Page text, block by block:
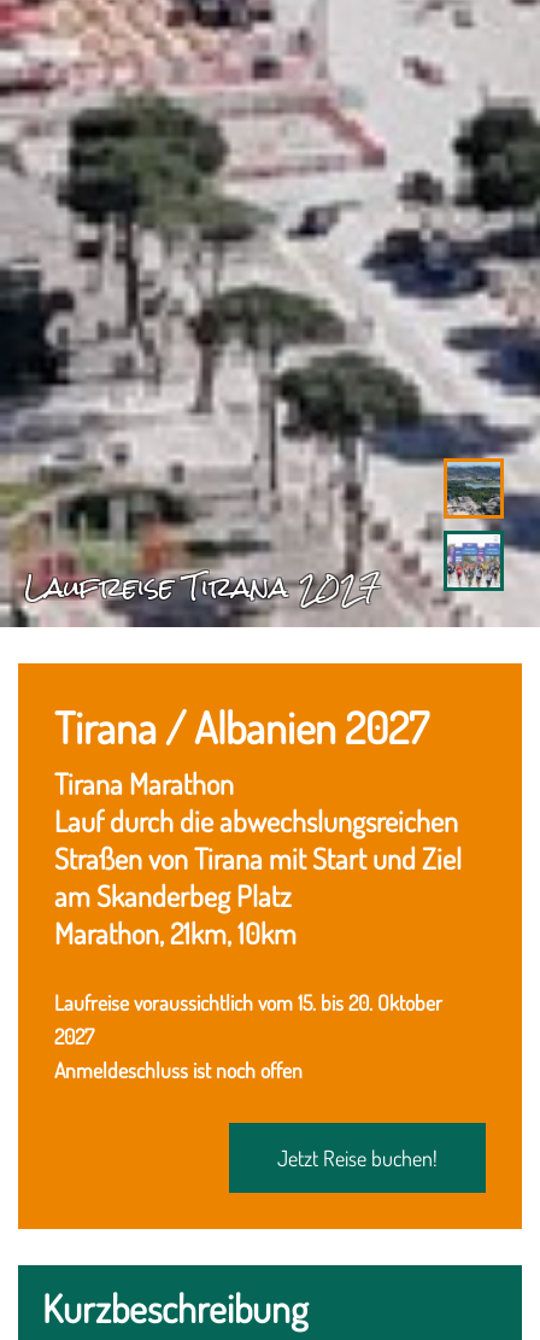
Laufreise Tirana 2027
Kurzbeschreibung
Tirana / Albanien 2027
Tirana Marathon
Lauf durch die abwechslungsreichen
Straßen von Tirana mit Start und Ziel
am Skanderbeg Platz
Marathon, 21km, 10km
Laufreise voraussichtlich vom 15. bis 20. Oktober
2027
Anmeldeschluss ist noch offen
Jetzt Reise buchen!